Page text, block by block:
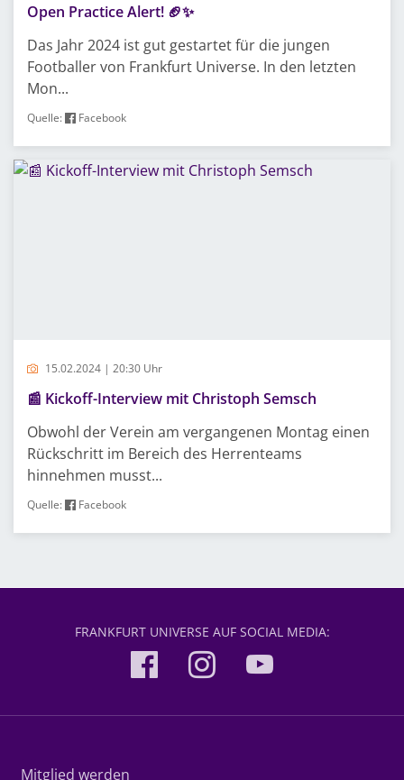
Open Practice Alert! 🏈✨
Das Jahr 2024 ist gut gestartet für die jungen
Footballer von Frankfurt Universe. In den letzten
Mon...
Quelle: Facebook
15.02.2024 | 20:30 Uhr
📰 Kickoff-Interview mit Christoph Semsch
Obwohl der Verein am vergangenen Montag einen
Rückschritt im Bereich des Herrenteams
hinnehmen musst...
Quelle: Facebook
FRANKFURT UNIVERSE AUF SOCIAL MEDIA:
Mitglied werden